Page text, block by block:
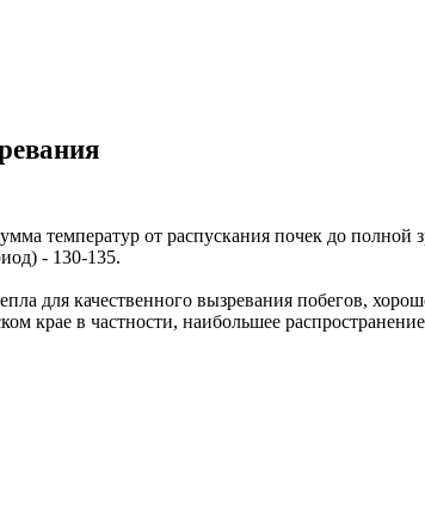
температур от распускания почек до полной
- 130-135.
для качественного вызревания побегов,
крае в частности, наибольшее